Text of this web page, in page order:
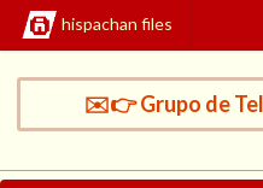
hispachan files
✉️👉 Grupo de